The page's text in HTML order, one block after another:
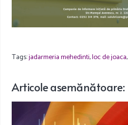
Tags:jadarmeria mehedinti,loc de joaca,
Articoleasemănătoare: